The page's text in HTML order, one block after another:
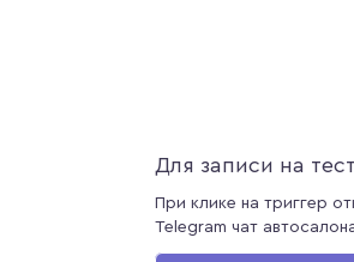
Для записи на
При клике на триггер
Telegram чат